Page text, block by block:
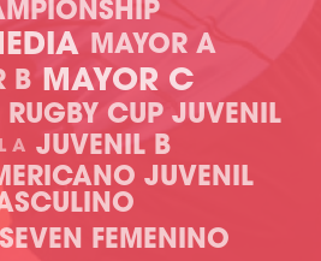
MAYOR A
B MAYOR C
CUP JUVENIL
A JUVENIL B
JUVENIL
SEVEN FEMENINO